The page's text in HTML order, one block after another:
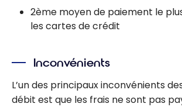
2ème moyen de paiement le
les cartes de crédit
Inconvénients
L’un des principaux inconvénients
débit est que les frais ne sont pas